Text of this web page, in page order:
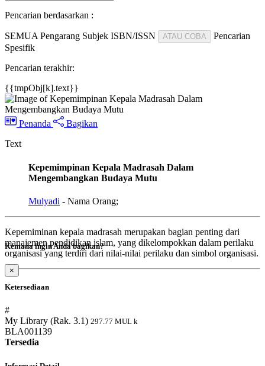
Pencarian berdasarkan :
SEMUA Pengarang Subjek ISBN/ISSN ATAU COBA
Pencarian
Spesifik
Pencarian terakhir:
{{tmpObj[k].text}}
Penanda
Bagikan
Text
Kepemimpinan Kepala Madrasah Dalam
Mengembangkan Budaya Mutu
Mulyadi - Nama Orang;
Kepemiminan kepala madrasah merupakan bagian penting dari
manajemen pendidikan islam, yang dikelompokkan dalam perilaku
organisasi yang terdiri dari nilai-nilai perilaku dan simbol organisasi.
Ketersediaan
#
My Library (Rak. 3.1) 297.77 MUL k
BLA001139
Tersedia
Kemana ingin Anda bagikan?
×